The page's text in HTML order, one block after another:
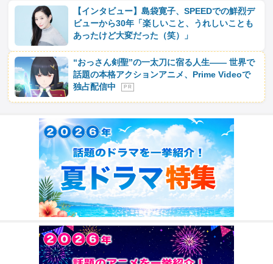
【インタビュー】島袋寛子、SPEEDでの鮮烈デ
ビューから30年「楽しいこと、うれしいことも
あったけど大変だった（笑）」
“おっさん剣聖”の一太刀に宿る人生―― 世界で
話題の本格アクションアニメ、Prime Videoで
独占配信中
P R